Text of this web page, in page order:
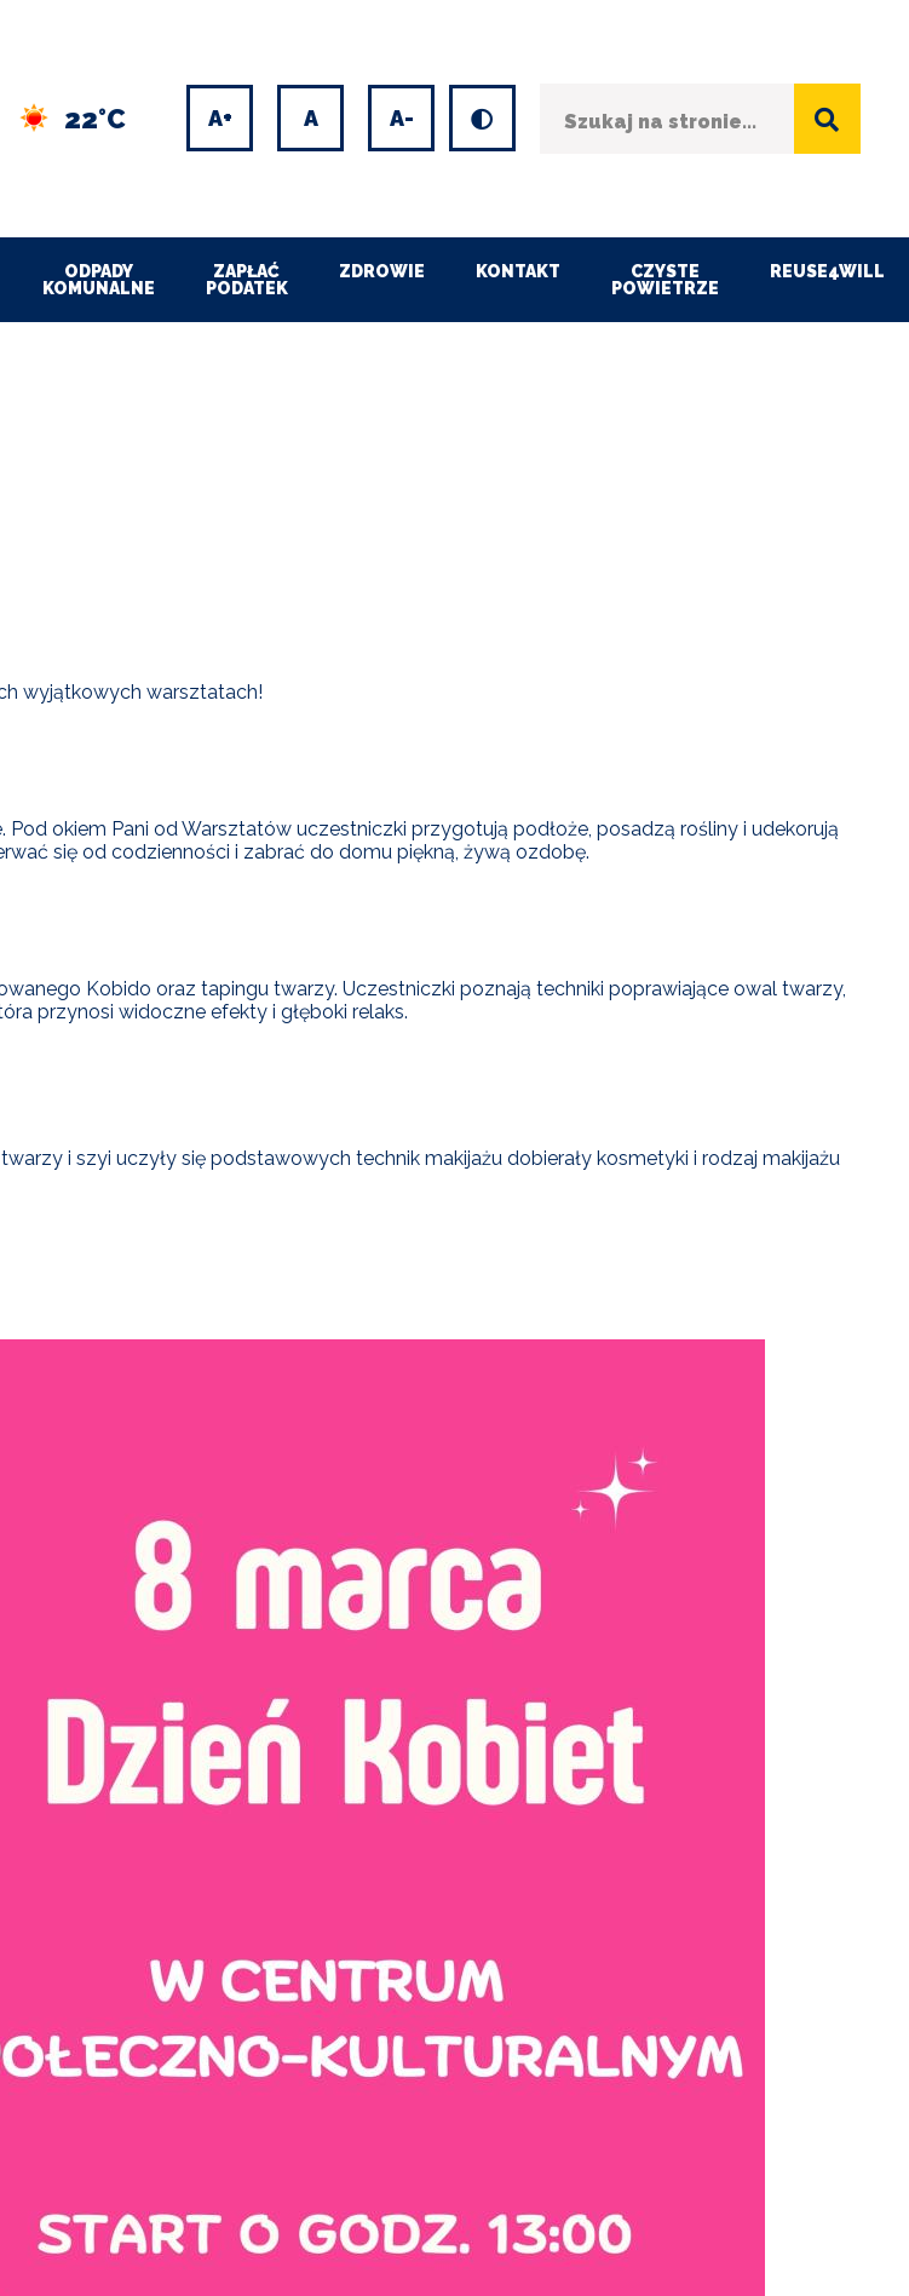
22°C
Increase
font
Reset
font
Decrease
font
ODPADY
KOMUNALNE
ZAPŁAĆ
PODATEK
ZDROWIE KONTAKT
CZYSTE
POWIETRZE
REUSE4WILL
wyjątkowych warsztatach!
okiem Pani od Warsztatów uczestniczki przygotują podłoże, posadzą rośliny i udekorują
się od codzienności i zabrać do domu piękną, żywą ozdobę.
Kobido oraz tapingu twarzy. Uczestniczki poznają techniki poprawiające owal twarzy,
przynosi widoczne efekty i głęboki relaks.
i szyi uczyły się podstawowych technik makijażu dobierały kosmetyki i rodzaj makijażu